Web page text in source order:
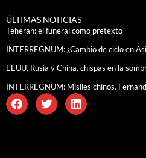
ÚLTIMAS NOTICIAS
Teherán: el funeral como pretexto
INTERREGNUM: ¿Cambio de ciclo en
EEUU, Rusia y China, chispas en la
INTERREGNUM: Misiles chinos.